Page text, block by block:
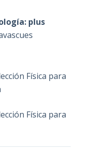
plus
Física para
Física para